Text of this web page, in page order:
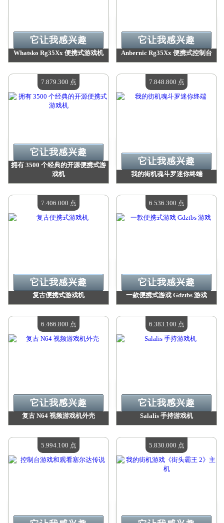
Whatsko Rg35Xx 便携式游戏机
现有数量：4
它让我感兴趣
Anbernic Rg35Xx 便携式控制台
现有数量：4
它让我感兴趣
拥有 3500 个经典的开源便携式游
戏机
现有数量：4
它让我感兴趣
7.879.300 点
我的街机魂斗罗迷你终端
现有数量：4
它让我感兴趣
7.848.800 点
复古便携式游戏机
现有数量：4
它让我感兴趣
7.406.000 点
一款便携式游戏 Gdztbs 游戏
现有数量：4
它让我感兴趣
6.536.300 点
复古 N64 视频游戏机外壳
现有数量：4
它让我感兴趣
6.466.800 点
Salalis 手持游戏机
现有数量：4
它让我感兴趣
6.383.100 点
5.994.100 点 5.830.000 点